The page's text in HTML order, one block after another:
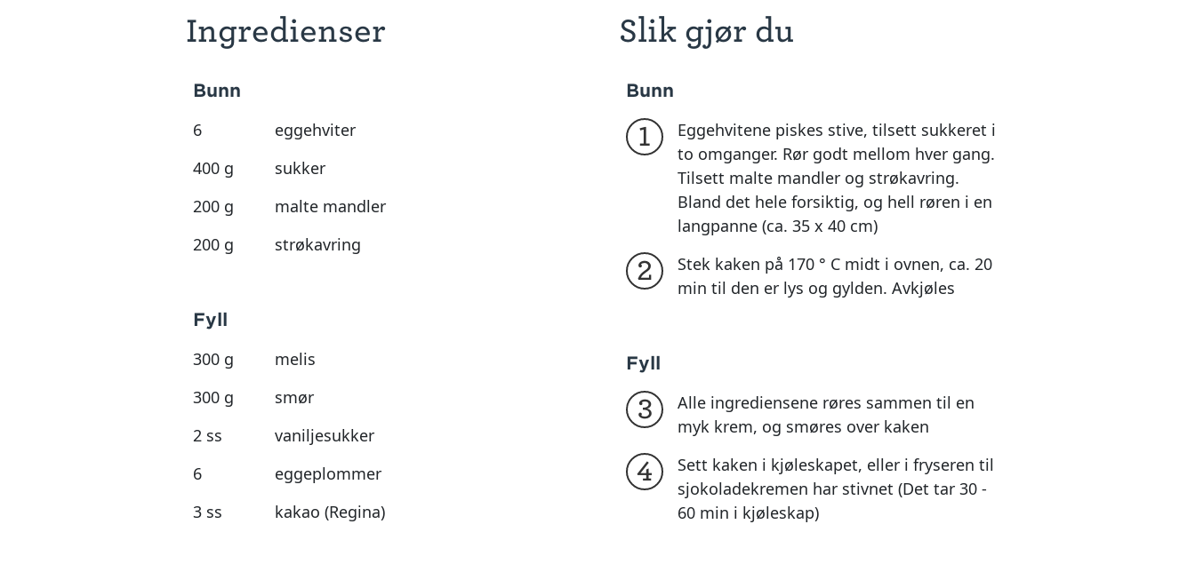
Ingredienser
Bunn
6
eggehviter
400 g
sukker
200 g
malte mandler
200 g
strøkavring
Fyll
300 g
melis
300 g
smør
2 ss
vaniljesukker
6
eggeplommer
3 ss
kakao (Regina)
Slik gjør du
Bunn
1
Eggehvitene piskes stive, tilsett sukkeret i
to omganger. Rør godt mellom hver gang.
Tilsett malte mandler og strøkavring.
Bland det hele forsiktig, og hell røren i en
langpanne (ca. 35 x 40 cm)
2
Stek kaken på 170 ° C midt i ovnen, ca. 20
min til den er lys og gylden. Avkjøles
Fyll
3
Alle ingrediensene røres sammen til en
myk krem, og smøres over kaken
4
Sett kaken i kjøleskapet, eller i fryseren til
sjokoladekremen har stivnet (Det tar 30 -
60 min i kjøleskap)